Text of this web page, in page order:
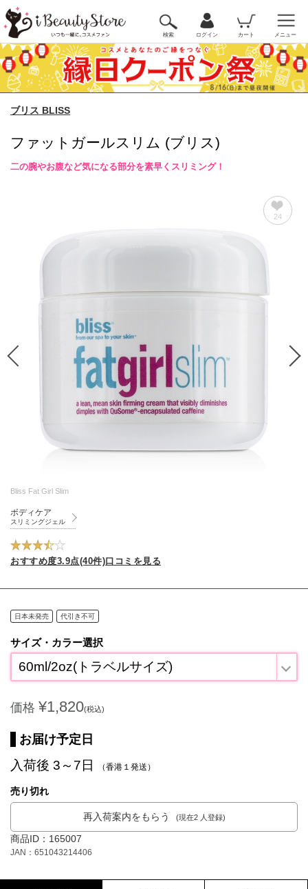
検索 ログイン カート メニュー
ブリス BLISS
ファットガールスリム (ブリス)
二の腕やお腹など気になる部分を素早くスリミング！
24
Bliss Fat Girl Slim
ボディケア
スリミングジェル
おすすめ度3.9点(40件)口コミを見る
日本未発売 代引き不可
サイズ・カラー選択
60ml/2oz(トラベルサイズ)
価格 ¥1,820(税込)
お届け予定日
入荷後 3～7日 （香港１発送）
売り切れ
再入荷案内をもらう (現在2 人登録)
商品ID：165007
JAN：651043214406